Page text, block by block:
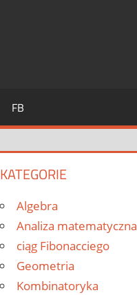
FB
KATEGORIE
Algebra
Analiza matematyczna
ciąg Fibonacciego
Geometria
Kombinatoryka